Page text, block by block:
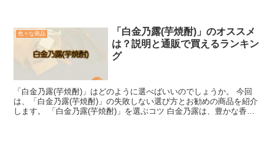
色々な商品
「白金乃露(芋焼酎)」のオススメ
は？説明と通販で買えるランキン
グ
「白金乃露(芋焼酎)」はどのように選べばいいのでしょうか。 今回
は、「白金乃露(芋焼酎)」の失敗しない選び方とお勧めの商品を紹介
します。 「白金乃露(芋焼酎)」を選ぶコツ 白金乃露は、豊かな香